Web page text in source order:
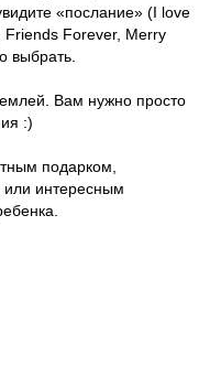
«послание» (I love
Friends Forever, Merry
выбрать.
Вам нужно просто
:)
подарком,
или интересным